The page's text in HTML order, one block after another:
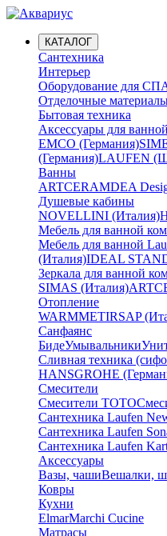
КАТАЛОГ
Сантехника
Интерьер
Оборудование для
Отделочные
Бытовая техника
Аксессуары для
EMCO (Германия)
(Германия)LAUFEN
Ванны
ARTCERAMDEA
Душевые кабины
NOVELLINI (Италия)
Мебель для ванной
Мебель для ванной
(Италия)IDEAL
Зеркала для ванной
SIMAS (Италия)
Отопление
WARMMETIRSAP
Санфаянс
БидеУмывальники
Сливная техника
HANSGROHE
Смесители
Смесители TOTO
Сантехника Laufen
Сантехника Laufen
Сантехника Laufen
Аксессуары
Вазы, чашиВешалки,
Ковры
Кухни
ElmarMarchi Cucine
Матрасы